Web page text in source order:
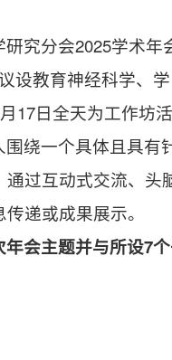
究分会2025学术年
设教育神经科学、
17日全天为工作坊
绕一个具体且具
过互动式交流、
递或成果展示。
会主题并与所设7